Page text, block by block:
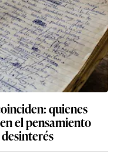
quienes
el pensamiento